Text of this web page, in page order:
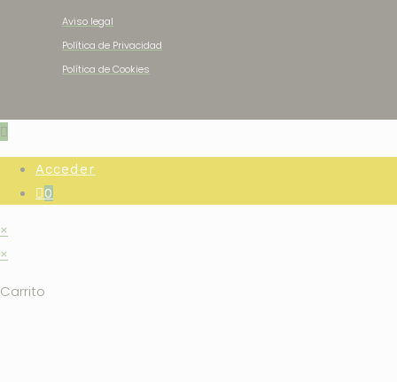
Aviso legal
Política de Privacidad
Política de Cookies
Acceder
0
×
×
Carrito